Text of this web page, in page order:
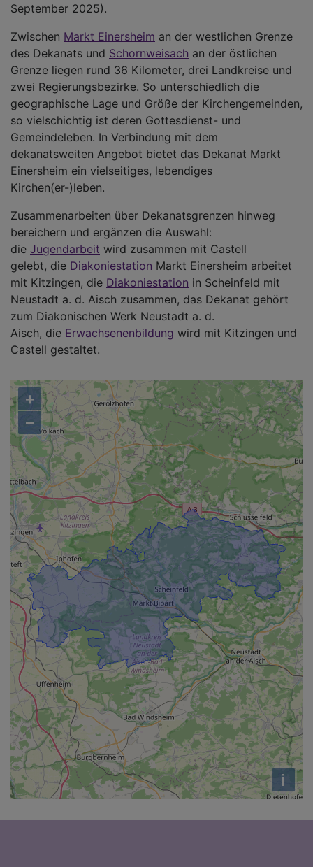
September 2025).
Zwischen Markt Einersheim an der westlichen Grenze
des Dekanats und Schornweisach an der östlichen
Grenze liegen rund 36 Kilometer, drei Landkreise und
zwei Regierungsbezirke. So unterschiedlich die
geographische Lage und Größe der Kirchengemeinden,
so vielschichtig ist deren Gottesdienst- und
Gemeindeleben. In Verbindung mit dem
dekanatsweiten Angebot bietet das Dekanat Markt
Einersheim ein vielseitiges, lebendiges
Kirchen(er-)leben.
Zusammenarbeiten über Dekanatsgrenzen hinweg
bereichern und ergänzen die Auswahl:
die Jugendarbeit wird zusammen mit Castell
gelebt, die Diakoniestation Markt Einersheim arbeitet
mit Kitzingen, die Diakoniestation in Scheinfeld mit
Neustadt a. d. Aisch zusammen, das Dekanat gehört
zum Diakonischen Werk Neustadt a. d.
Aisch, die Erwachsenenbildung wird mit Kitzingen und
Castell gestaltet.
+
−
i